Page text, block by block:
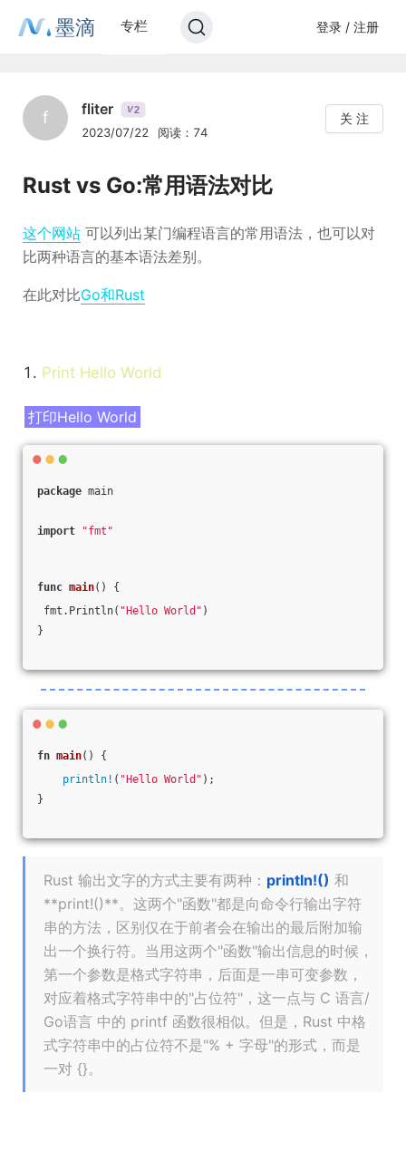
墨滴 专栏 登录 / 注册
f fliter V2
2023/07/22 阅读：74
关 注
Rust vs Go:常用语法对比
这个网站 可以列出某门编程语言的常用语法，也可以对
比两种语言的基本语法差别。
在此对比Go和Rust
1. Print Hello World
打印Hello World
package main
import "fmt"
func main()
{
fmt.Println( "Hello World" )
}
fn main() {
println! ( "Hello World" );
}
Rust 输出文字的方式主要有两种： println!() 和
**print!()**。这两个"函数"都是向命令行输出字符
串的方法，区别仅在于前者会在输出的最后附加输
出一个换行符。当用这两个"函数"输出信息的时候，
第一个参数是格式字符串，后面是一串可变参数，
对应着格式字符串中的"占位符"，这一点与 C 语言/
Go语言 中的 printf 函数很相似。但是，Rust 中格
式字符串中的占位符不是"% + 字母"的形式，而是
一对 {}。